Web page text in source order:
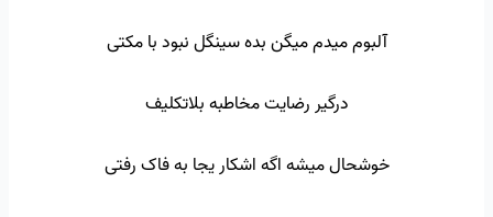
آلبوم میدم میگن بده سینگل نبود با مکتی
درگیر رضایت مخاطبه بلاتکلیف
خوشحال میشه اگه اشکار یجا به فاک رفتی